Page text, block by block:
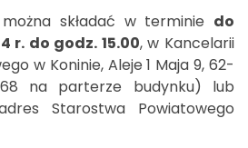
składać w terminie do
r. do godz. 15.00, w Kancelarii
w Koninie, Aleje 1 Maja 9, 62-
na parterze budynku) lub
Starostwa Powiatowego